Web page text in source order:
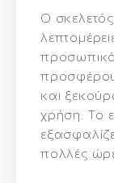
Ο
και
χρήση. Το
πολλές